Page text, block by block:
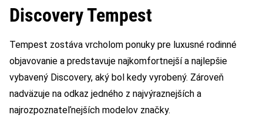
Discovery Tempest
Tempest zostáva vrcholom ponuky pre luxusné rodinné
objavovanie a predstavuje najkomfortnejší a najlepšie
vybavený Discovery, aký bol kedy vyrobený. Zároveň
nadväzuje na odkaz jedného z najvýraznejších a
najrozpoznateľnejších modelov značky.